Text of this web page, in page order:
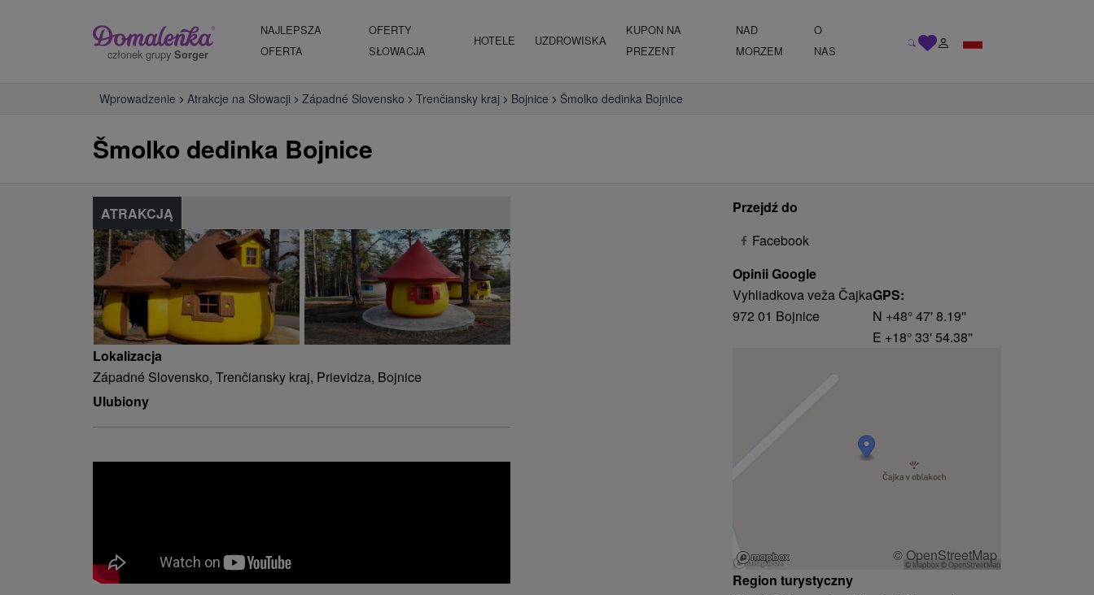
członek grupy Sorger
NAJLEPSZA
OFERTA
OFERTY
SŁOWACJA
HOTELE UZDROWISKA
KUPON NA
PREZENT
NAD
MORZEM
O
NAS
Wprowadzenie Atrakcje na Słowacji Západné Slovensko Trenčiansky kraj Bojnice Šmolko dedinka Bojnice
Šmolko dedinka Bojnice
Przejdź do
Facebook
Opinii Google
Vyhliadkova veža Čajka
972 01 Bojnice
GPS:
N +48° 47' 8.19''
E +18° 33' 54.38''
© OpenStreetMap
Region turystyczny
ATRAKCJĄ
Lokalizacja
Západné Slovensko, Trenčiansky kraj, Prievidza, Bojnice
Ulubiony